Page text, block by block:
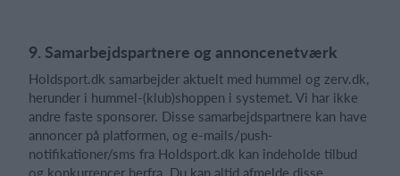
9. Samarbejdspartnere og annoncenetværk
Holdsport.dk samarbejder aktuelt med hummel og zerv.dk,
herunder i hummel-(klub)shoppen i systemet. Vi har ikke
andre faste sponsorer. Disse samarbejdspartnere kan have
annoncer på platformen, og e-mails/push-
notifikationer/sms fra Holdsport.dk kan indeholde tilbud
og konkurrencer herfra. Du kan altid afmelde disse